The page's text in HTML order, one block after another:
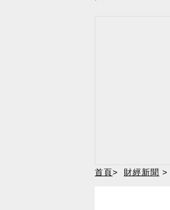
首頁> 財經新聞 >